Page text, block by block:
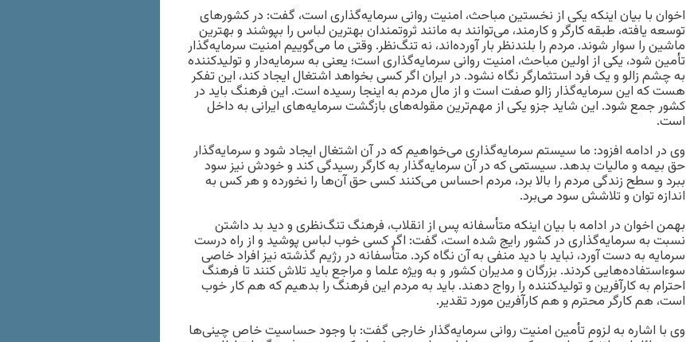
اخوان با بیان اینکه یکی از نخستین مباحث، ‌امنیت روانی سرمایه‌گذاری است، گفت: در کشورهای
توسعه یافته، طبقه کارگر و کارمند، می‌توانند‌ به مانند ثروتمندان بهترین لباس را بپوشند و بهترین
ماشین را سوار شوند. مردم را بلند‌نظر بار آورده‌اند، نه تنگ‌نظر. وقتی ما می‌گوییم امنیت سرمایه‌گذار
تأمین شود، یکی از اولین مباحث، ‌امنیت روانی سرمایه‌گذاری است؛ یعنی به سرمایه‌دار و تولیدکننده
به چشم زالو و یک فرد استثمارگر نگاه نشود. در ایران اگر کسی بخواهد اشتغال ایجاد کند، این تفکر
هست که این سرمایه‌گذار زالو صفت است و از مال مردم به اینجا رسیده است. این فرهنگ باید در
کشور جمع شود. این شاید جزو‌ یکی از مهم‌ترین مقوله‌های بازگشت سرمایه‌های ایرانی به داخل
است.
وی در ادامه افزود: ما سیستم سرمایه‌گذاری ‌می‌خواهیم که در آن اشتغال ایجاد شود و سرمایه‌گذار
حق بیمه و مالیات بدهد. سیستمی که در آن سرمایه‌گذار به کارگر رسیدگی کند و خودش نیز سود
ببرد و سطح زندگی مردم را بالا برد‌، مردم احساس می‌کنند کسی حق آن‌ها را نخورده و هر کس به
اندازه توان و تلاشش سود می‌برد.
بهمن اخوان در ادامه با بیان اینکه متأسفانه پس از انقلاب، فرهنگ تنگ‌نظری و دید بد داشتن
نسبت به سرمایه‌گذاری در کشور رایج شده است، گفت: اگر کسی خوب لباس پوشید و از راه درست
سرمایه به دست آورد، نباید با دید منفی به آن نگاه کرد. متأسفانه در رژیم گذشته نیز افراد خاصی
سوء‌استفاده‌هایی کردند. بزرگان و مدیران کشور و به ویژه علما و مراجع باید تلاش کنند تا فرهنگ
احترام به کارآفرین و تولیدکننده را رواج دهند. باید به مردم این فرهنگ را بدهیم که هم کار خوب
است، هم کارگر محترم و هم کارآفرین مورد تقدیر.
وی با اشاره به لزوم‌ تأمین امنیت روانی سرمایه‌گذار خارجی‌ گفت: با وجود حساسیت خاص چینی‌ها